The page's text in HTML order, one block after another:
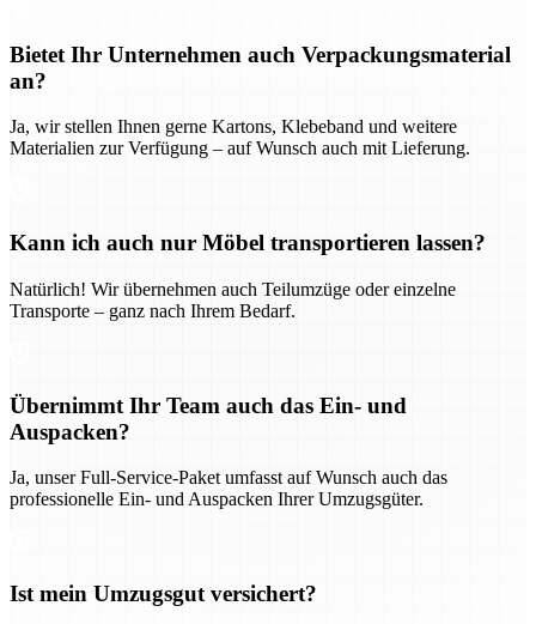
Bietet Ihr Unternehmen auch Verpackungsmaterial
an?
Ja, wir stellen Ihnen gerne Kartons, Klebeband und weitere
Materialien zur Verfügung – auf Wunsch auch mit Lieferung.
Kann ich auch nur Möbel transportieren lassen?
Natürlich! Wir übernehmen auch Teilumzüge oder einzelne
Transporte – ganz nach Ihrem Bedarf.
Übernimmt Ihr Team auch das Ein- und
Auspacken?
Ja, unser Full-Service-Paket umfasst auf Wunsch auch das
professionelle Ein- und Auspacken Ihrer Umzugsgüter.
Ist mein Umzugsgut versichert?